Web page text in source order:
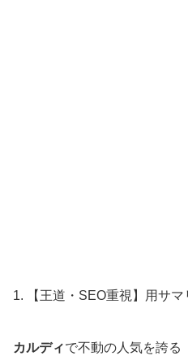
1. 【王道・SEO重視】用サマ
カルディで不動の人気を誇る